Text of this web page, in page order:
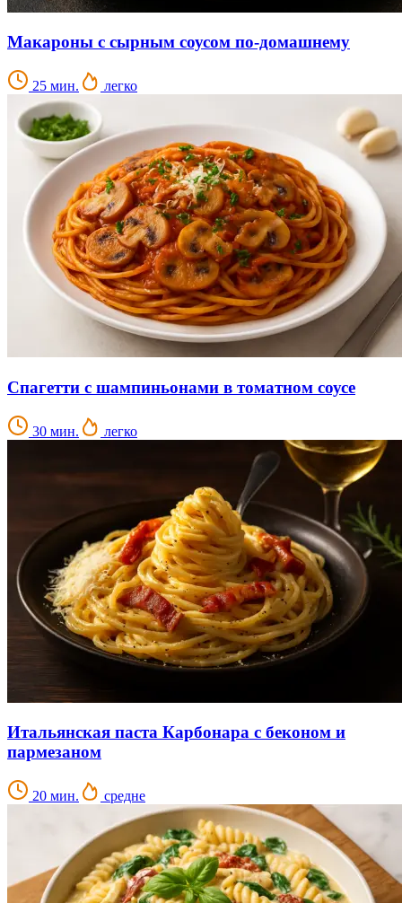
Макароны с сырным соусом по-домашнему
25 мин. легко
Спагетти с шампиньонами в томатном соусе
30 мин. легко
Итальянская паста Карбонара с беконом и
пармезаном
20 мин. средне